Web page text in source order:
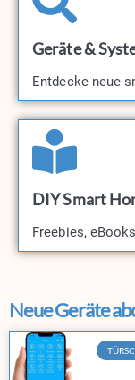
Geräte &
Entdecke neue
DIY Smart
Freebies,
Neue Geräte